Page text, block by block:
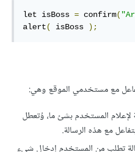
let isBoss = confirm(
alert( isBoss );
مع مستخدمي الموقع وهي:
المستخدم بشئ ما، وُتعطل
مع هذه الرسالة.
تطلب من المستخدم إدخال شيء